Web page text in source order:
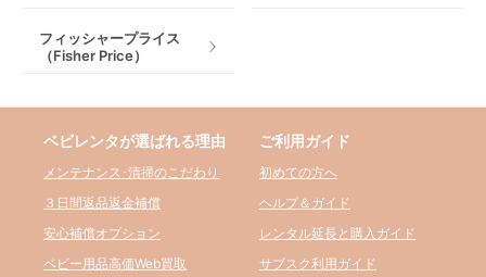
フィッシャープライス
（Fisher Price）
ベビレンタが選ばれる理由
メンテナンス･清掃のこだわり
３日間返品返金補償
安心補償オプション
ベビー用品高価Web買取
ご利用ガイド
初めての方へ
ヘルプ＆ガイド
レンタル延長と購入ガイド
サブスク利用ガイド